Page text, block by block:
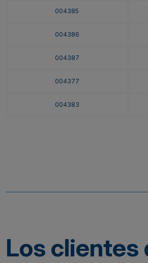
004385
004386
004387
004377
004383
Los